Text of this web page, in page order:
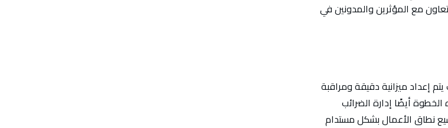
مع المؤثرين والمدونين في
إعداد ميزانية دقيقة ومراقبة
أيضًا إدارة الضرائب